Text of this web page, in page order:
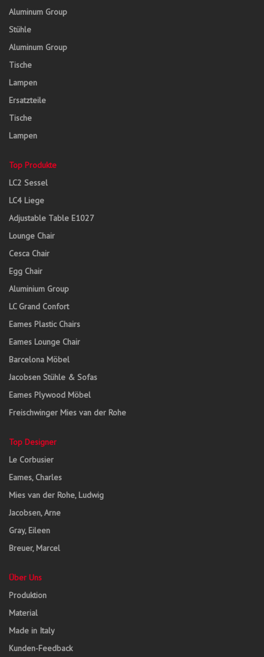
Aluminum Group
Stühle
Aluminum Group
Tische
Lampen
Ersatzteile
Tische
Lampen
Top Produkte
LC2 Sessel
LC4 Liege
Adjustable Table E1027
Lounge Chair
Cesca Chair
Egg Chair
Aluminium Group
LC Grand Confort
Eames Plastic Chairs
Eames Lounge Chair
Barcelona Möbel
Jacobsen Stühle & Sofas
Eames Plywood Möbel
Freischwinger Mies van der Rohe
Top Designer
Le Corbusier
Eames, Charles
Mies van der Rohe, Ludwig
Jacobsen, Arne
Gray, Eileen
Breuer, Marcel
Über Uns
Produktion
Material
Made in Italy
Kunden-Feedback